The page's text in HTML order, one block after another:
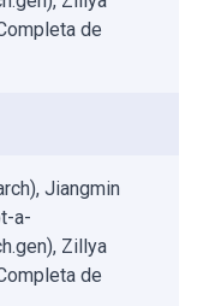
de
Jiangmin
a-
Zillya
de